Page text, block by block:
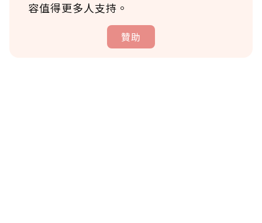
容值得更多人支持。
贊助